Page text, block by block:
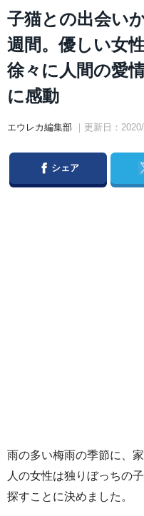
子猫との出会い
週間。優しい女
徐々に人間の愛
に感動
エウレカ編集部 ｜更新日：
Facebook
シェア
雨の多い梅雨の季節に、
人の女性は独りぼっちの
探すことに決めました。